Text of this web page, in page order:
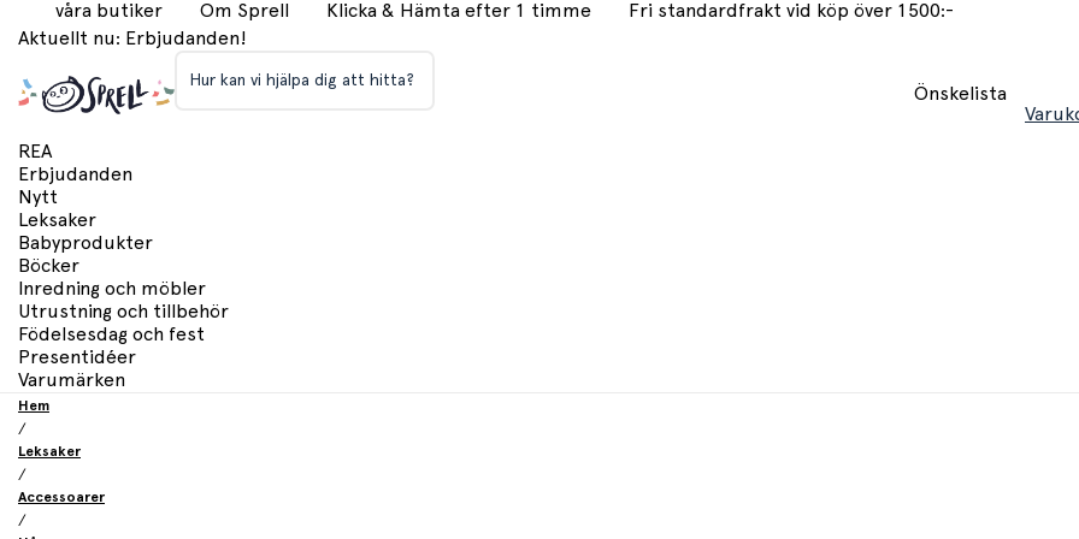
våra butiker Om Sprell Klicka & Hämta efter 1 timme
Fri standardfrakt vid köp över 1500:-
Aktuellt nu: Erbjudanden!
Hur kan vi hjälpa dig att hitta?
Önskelista
REA
Erbjudanden
Nytt
Leksaker
Babyprodukter
Böcker
Inredning och möbler
Utrustning och tillbehör
Födelsesdag och fest
Presentidéer
Varumärken
Hem
/
Leksaker
/
Accessoarer
/